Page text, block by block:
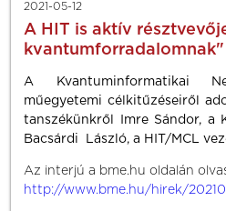
2021-05-12
A HIT is aktív
kvantumforradalomnak"
A Kvantuminformatikai
műegyetemi célkitűzéseiről
tanszékünkről Imre Sándor, a
Bacsárdi László, a HIT/MCL
Az interjú a bme.hu oldalán
http://www.bme.hu/hirek/